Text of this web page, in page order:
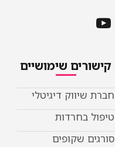
קישורים שימושיים
חברת שיווק דיגיטלי
טיפול בחרדות
סורגים שקופים